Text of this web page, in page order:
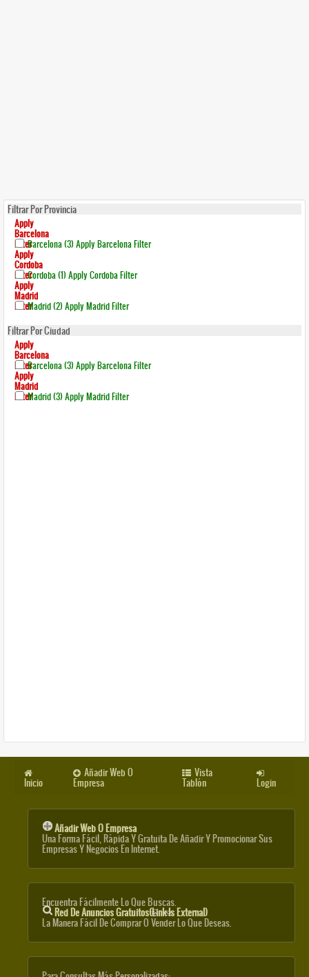
Filtrar Por Provincia
Apply
Barcelona
FilterBarcelona (3) Apply Barcelona Filter
Apply
Cordoba
FilterCordoba (1) Apply Cordoba Filter
Apply
Madrid
FilterMadrid (2) Apply Madrid Filter
Filtrar Por Ciudad
Apply
Barcelona
FilterBarcelona (3) Apply Barcelona Filter
Apply
Madrid
FilterMadrid (3) Apply Madrid Filter
Inicio
Añadir Web O
Empresa
Vista
Tablón Login
Añadir Web O Empresa
Una Forma Fácil, Rápida Y Gratuita De Añadir Y Promocionar Sus
Empresas Y Negocios En Internet.
Encuentra Fácilmente Lo Que Buscas.
Red De Anuncios Gratuitos(link Is External)
La Manera Fácil De Comprar O Vender Lo Que Deseas.